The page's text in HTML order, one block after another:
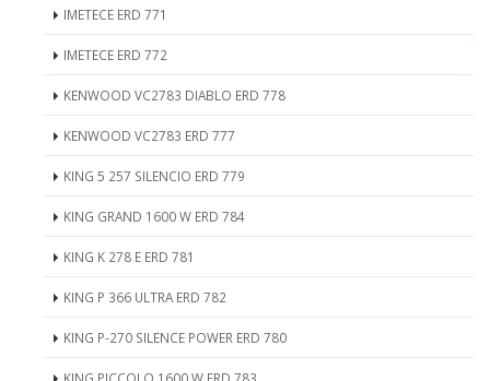
IMETECE ERD 771
IMETECE ERD 772
KENWOOD VC2783 DIABLO ERD 778
KENWOOD VC2783 ERD 777
KING 5 257 SILENCIO ERD 779
KING GRAND 1600 W ERD 784
KING K 278 E ERD 781
KING P 366 ULTRA ERD 782
KING P-270 SILENCE POWER ERD 780